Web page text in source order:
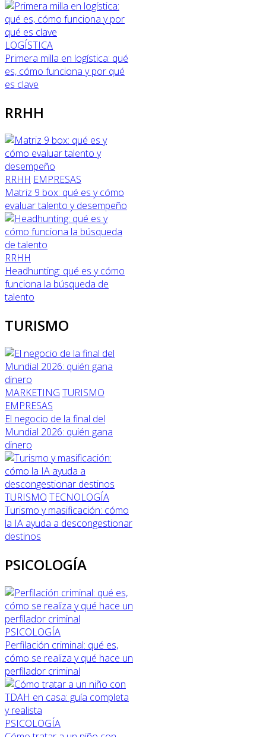
LOGÍSTICA
Primera milla en logística: qué
es, cómo funciona y por qué
es clave
RRHH
RRHH EMPRESAS
Matriz 9 box: qué es y cómo
evaluar talento y desempeño
RRHH
Headhunting: qué es y cómo
funciona la búsqueda de
talento
TURISMO
MARKETING TURISMO
EMPRESAS
El negocio de la final del
Mundial 2026: quién gana
dinero
TURISMO TECNOLOGÍA
Turismo y masificación: cómo
la IA ayuda a descongestionar
destinos
PSICOLOGÍA
PSICOLOGÍA
Perfilación criminal: qué es,
cómo se realiza y qué hace un
perfilador criminal
PSICOLOGÍA